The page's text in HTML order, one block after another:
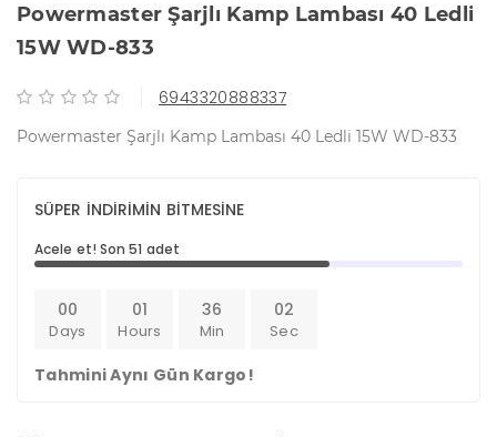
Powermaster Şarjlı Kamp Lambası 40 Ledli
15W WD-833
6943320888337
Powermaster Şarjlı Kamp Lambası 40 Ledli 15W WD-833
SÜPER İNDİRİMİN BİTMESİNE
Acele et! Son 51 adet
00
Days
01
Hours
36
Min
02
Sec
Tahmini Aynı Gün Kargo!